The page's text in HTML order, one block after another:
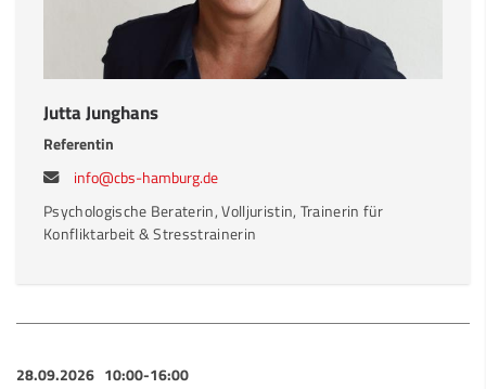
Jutta Junghans
Referentin
info@cbs-hamburg.de
Psychologische Beraterin, Volljuristin, Trainerin für
Konfliktarbeit & Stresstrainerin
28.09.2026 10:00-16:00